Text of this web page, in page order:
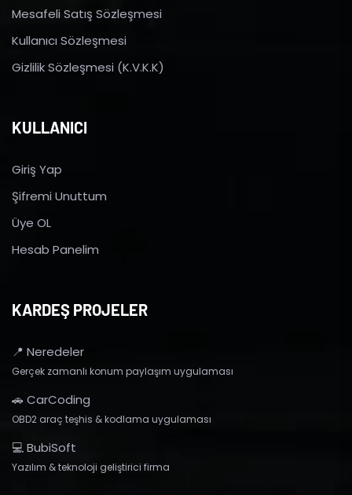
Mesafeli Satış Sözleşmesi
Kullanıcı Sözleşmesi
Gizlilik Sözleşmesi (K.V.K.K)
KULLANICI
Giriş Yap
Şifremi Unuttum
Üye OL
Hesab Panelim
KARDEŞ PROJELER
📍 Neredeler
Gerçek zamanlı konum paylaşım uygulaması
🚗 CarCoding
OBD2 araç teşhis & kodlama uygulaması
💻 BubiSoft
Yazılım & teknoloji geliştirici firma